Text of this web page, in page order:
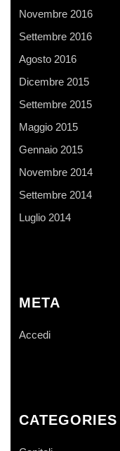
Novembre 2016
Settembre 2016
Agosto 2016
Dicembre 2015
Settembre 2015
Maggio 2015
Gennaio 2015
Novembre 2014
Settembre 2014
Luglio 2014
META
Accedi
CATEGORIES